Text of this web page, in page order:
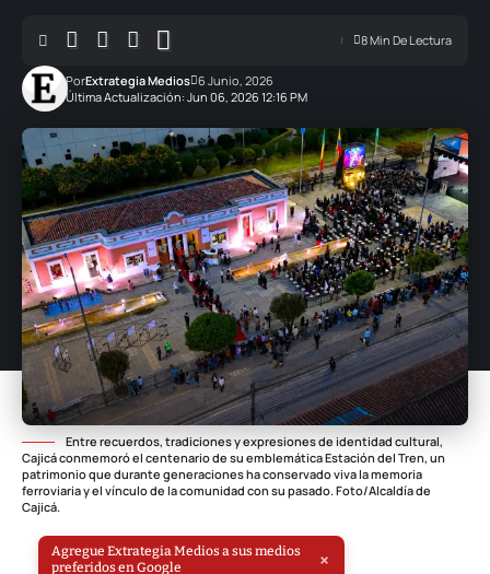
Última Actualización: Jun 06, 2026 12:16 PM
PorExtrategia Medios 6 Junio, 2026
8 Min De Lectura
Entre recuerdos, tradiciones y expresiones de identidad cultural,
Cajicá conmemoró el centenario de su emblemática Estación del Tren, un
patrimonio que durante generaciones ha conservado viva la memoria
ferroviaria y el vínculo de la comunidad con su pasado. Foto/Alcaldía de
Cajicá.
Agregue Extrategia Medios a sus medios
preferidos en Google
×